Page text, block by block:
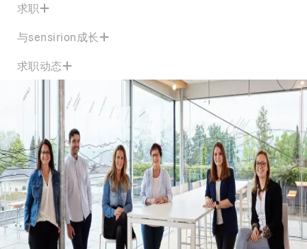
求职
与sensirion成长
求职动态